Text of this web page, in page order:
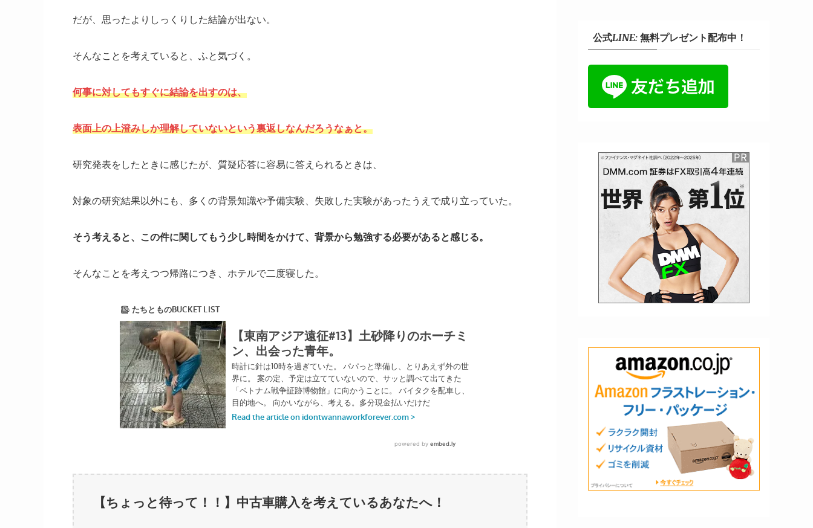
だが、思ったよりしっくりした結論が出ない。
そんなことを考えていると、ふと気づく。
何事に対してもすぐに結論を出すのは、
表面上の上澄みしか理解していないという裏返しなんだろうなぁと。
研究発表をしたときに感じたが、質疑応答に容易に答えられるときは、
対象の研究結果以外にも、多くの背景知識や予備実験、失敗した実験があったうえで成り立っていた。
そう考えると、この件に関してもう少し時間をかけて、背景から勉強する必要があると感じる。
そんなことを考えつつ帰路につき、ホテルで二度寝した。
【ちょっと待って！！】中古車購入を考えているあなたへ！
公式LINE: 無料プレゼント配布中！